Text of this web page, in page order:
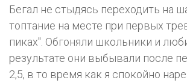
Бегал не стыдясь переходить на
топтание на месте при первых
пиках". Обгоняли школьники и
результате они выбывали после
2,5, в то время как я спокойно